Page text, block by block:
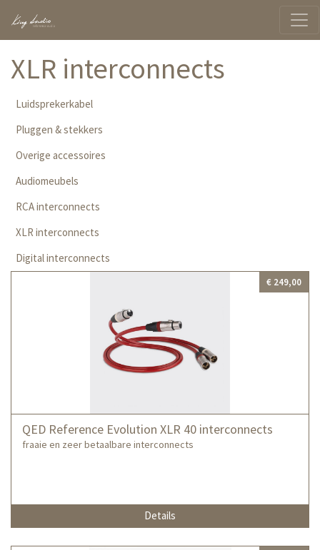
XLR interconnects
Luidsprekerkabel
Pluggen & stekkers
Overige accessoires
Audiomeubels
RCA interconnects
XLR interconnects
Digital interconnects
QED Reference Evolution XLR 40 interconnects
fraaie en zeer betaalbare interconnects
€ 249,00
Details